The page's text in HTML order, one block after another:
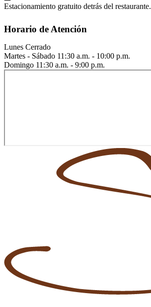
Estacionamiento gratuito detrás del restaurante.
Horario de Atención
Lunes Cerrado
Martes - Sábado 11:30 a.m. - 10:00 p.m.
Domingo 11:30 a.m. - 9:00 p.m.